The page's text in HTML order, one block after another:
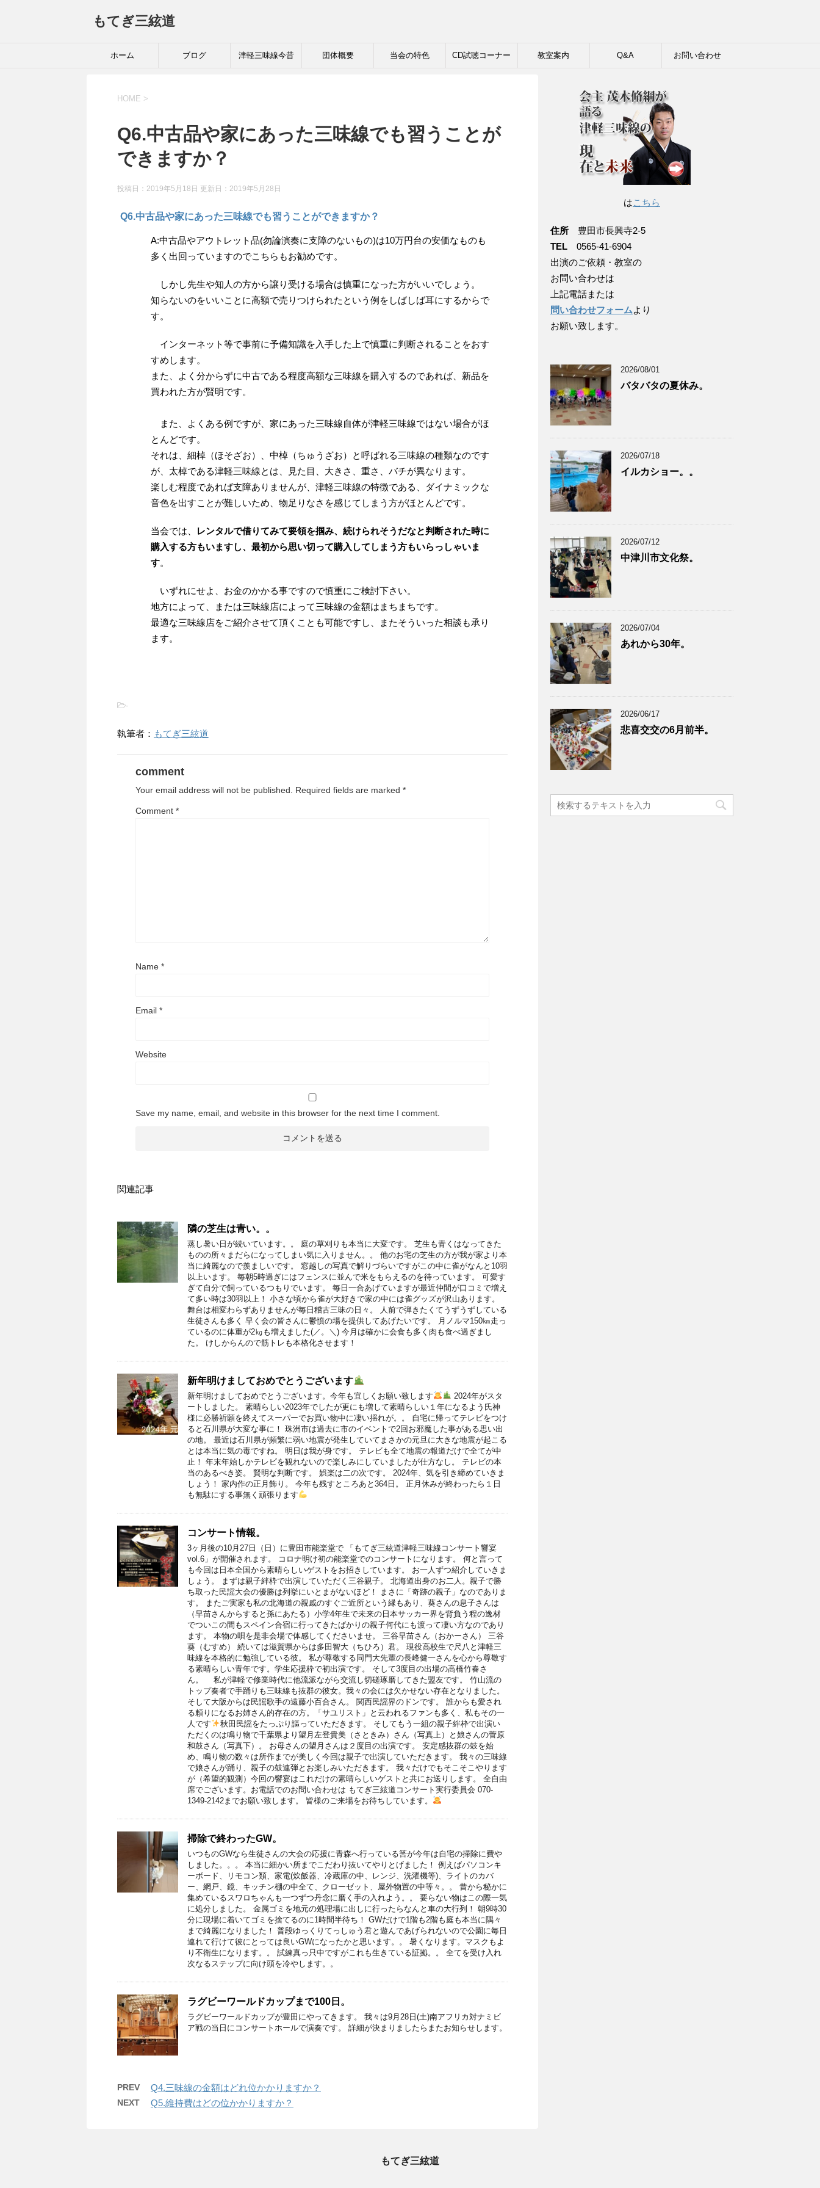
もてぎ三絃道
ホーム ブログ 津軽三味線今昔 団体概要 当会の特色 CD試聴コーナー 教室案内 Q&A お問い合わせ
HOME >
Q6.中古品や家にあった三味線でも習うことが
できますか？
投稿日：2019年5月18日 更新日： 2019年5月28日
Q6.中古品や家にあった三味線でも習うことができますか？
A:中古品やアウトレット品(勿論演奏に支障のないもの)は10万円台の安価なものも
多く出回っていますのでこちらもお勧めです。
しかし先生や知人の方から譲り受ける場合は慎重になった方がいいでしょう。
知らないのをいいことに高額で売りつけられたという例をしばしば耳にするからで
す。
インターネット等で事前に予備知識を入手した上で慎重に判断されることをおす
すめします。
また、よく分からずに中古である程度高額な三味線を購入するのであれば、新品を
買われた方が賢明です。
また、よくある例ですが、家にあった三味線自体が津軽三味線ではない場合がほ
とんどです。
それは、細棹（ほそざお）、中棹（ちゅうざお）と呼ばれる三味線の種類なのです
が、太棹である津軽三味線とは、見た目、大きさ、重さ、バチが異なります。
楽しむ程度であれば支障ありませんが、津軽三味線の特徴である、ダイナミックな
音色を出すことが難しいため、物足りなさを感じてしまう方がほとんどです。
当会では、
レンタルで借りてみて要領を掴み、続けられそうだなと判断された時に
購入する方もいますし、最初から思い切って購入してしまう方もいらっしゃいま
す。
いずれにせよ、お金のかかる事ですので慎重にご検討下さい。
地方によって、または三味線店によって三味線の金額はまちまちです。
最適な三味線店をご紹介させて頂くことも可能ですし、またそういった相談も承り
ます。
-
執筆者： もてぎ三絃道
comment
Your email address will not be published. Required fields are marked *
Comment *
Name *
Email *
Website
Save my name, email, and website in this browser for the next time I comment.
関連記事
隣の芝生は青い。。
蒸し暑い日が続いています。。 庭の草刈りも本当に大変です。 芝生も青くはなってきた
ものの所々まだらになってしまい気に入りません。。 他のお宅の芝生の方が我が家より本
当に綺麗なので羨ましいです。 窓越しの写真で解りづらいですがこの中に雀がなんと10羽
以上います。 毎朝5時過ぎにはフェンスに並んで米をもらえるのを待っています。 可愛す
ぎて自分で飼っているつもりでいます。 毎日一合あげていますが最近仲間が口コミで増え
て多い時は30羽以上！ 小さな頃から雀が大好きで家の中には雀グッズが沢山あります。
舞台は相変わらずありませんが毎日稽古三昧の日々。 人前で弾きたくてうずうずしている
生徒さんも多く 早く会の皆さんに鬱憤の場を提供してあげたいです。 月ノルマ150㎞走っ
ているのに体重が2㎏も増えました(／。＼) 今月は確かに会食も多く肉も食べ過ぎまし
た。 けしからんので筋トレも本格化させます！
新年明けましておめでとうございます
新年明けましておめでとうございます。今年も宜しくお願い致します
2024年がスタ
ートしました。 素晴らしい2023年でしたが更にも増して素晴らしい１年になるよう氏神
様に必勝祈願を終えてスーパーでお買い物中に凄い揺れが。。 自宅に帰ってテレビをつけ
ると石川県が大変な事に！ 珠洲市は過去に市のイベントで2回お邪魔した事がある思い出
の地。 最近は石川県が頻繁に弱い地震が発生していてまさかの元旦に大きな地震が起こる
とは本当に気の毒ですね。 明日は我が身です。 テレビも全て地震の報道だけで全てが中
止！ 年末年始しかテレビを観れないので楽しみにしていましたが仕方なし。 テレビの本
当のあるべき姿。 賢明な判断です。 娯楽は二の次です。 2024年、気を引き締めていきま
しょう！ 家内作の正月飾り。 今年も残すところあと364日。 正月休みが終わったら１日
も無駄にする事無く頑張ります
コンサート情報。
3ヶ月後の10月27日（日）に豊田市能楽堂で 「もてぎ三絃道津軽三味線コンサート響宴
vol.6」が開催されます。 コロナ明け初の能楽堂でのコンサートになります。 何と言って
も今回は日本全国から素晴らしいゲストをお招きしています。 お一人ずつ紹介していきま
しょう。 まずは親子絆枠で出演していただく三谷親子。 北海道出身のお二人。親子で勝
ち取った民謡大会の優勝は列挙にいとまがないほど！ まさに「奇跡の親子」なのでありま
す。 またご実家も私の北海道の親戚のすぐご近所という縁もあり、葵さんの息子さんは
（早苗さんからすると孫にあたる）小学4年生で未来の日本サッカー界を背負う程の逸材
でついこの間もスペイン合宿に行ってきたばかりの親子何代にも渡って凄い方なのであり
ます。 本物の唄を是非会場で体感してくださいませ。 三谷早苗さん（おかーさん） 三谷
葵（むすめ） 続いては滋賀県からは多田智大（ちひろ）君。 現役高校生で尺八と津軽三
味線を本格的に勉強している彼。 私が尊敬する同門大先輩の長峰健一さんを心から尊敬す
る素晴らしい青年です。学生応援枠で初出演です。 そして3度目の出場の高橋竹春さ
ん。 私が津軽で修業時代に他流派ながら交流し切磋琢磨してきた盟友です。 竹山流の
トップ奏者で手踊りも三味線も抜群の彼女。我々の会には欠かせない存在となりました。
そして大阪からは民謡歌手の遠藤小百合さん。 関西民謡界のドンです。 誰からも愛され
る頼りになるお姉さん的存在の方。「サユリスト」と云われるファンも多く、私もその一
人です
秋田民謡をたっぷり謳っていただきます。 そしてもう一組の親子絆枠で出演い
ただくのは鳴り物で千葉県より望月左登貴美（さときみ）さん（写真上）と娘さんの菅原
和鼓さん（写真下）。 お母さんの望月さんは２度目の出演です。 安定感抜群の鼓を始
め、鳴り物の数々は所作までが美しく今回は親子で出演していただきます。 我々の三味線
で娘さんが踊り、親子の鼓連弾とお楽しみいただきます。 我々だけでもそこそこやります
が（希望的観測）今回の響宴はこれだけの素晴らしいゲストと共にお送りします。 全自由
席でございます。お電話でのお問い合わせは もてぎ三絃道コンサート実行委員会 070-
1349-2142までお願い致します。 皆様のご来場をお待ちしています。
掃除で終わったGW。
いつものGWなら生徒さんの大会の応援に青森へ行っている筈が今年は自宅の掃除に費や
しました。。。 本当に細かい所までこだわり抜いてやりとげました！ 例えばパソコンキ
ーボード、リモコン類、家電(炊飯器、冷蔵庫の中、レンジ、洗濯機等)、ライトのカバ
ー、網戸、鏡、キッチン棚の中全て、クローゼット、屋外物置の中等々。。 昔から秘かに
集めているスワロちゃんも一つずつ丹念に磨く手の入れよう。。 要らない物はこの際一気
に処分しました。 金属ゴミを地元の処理場に出しに行ったらなんと車の大行列！ 朝9時30
分に現場に着いてゴミを捨てるのに1時間半待ち！ GWだけで1階も2階も庭も本当に隅々
まで綺麗になりました！ 普段ゆっくりてっしゅう君と遊んであげられないので公園に毎日
連れて行けて彼にとっては良いGWになったかと思います。。 暑くなります。マスクもよ
り不衛生になります。。 試練真っ只中ですがこれも生きている証拠。。 全てを受け入れ
次なるステップに向け頭を冷やします。。
ラグビーワールドカップまで100日。
ラグビーワールドカップが豊田にやってきます。 我々は9月28日(土)南アフリカ対ナミビ
ア戦の当日にコンサートホールで演奏です。 詳細が決まりましたらまたお知らせします。
PREV Q4.三味線の金額はどれ位かかりますか？
NEXT Q5.維持費はどの位かかりますか？
はこちら
住所 豊田市長興寺2-5
TEL 0565-41-6904
出演のご依頼・教室の
お問い合わせは
上記電話または
問い合わせフォームより
お願い致します。
2026/08/01
バタバタの夏休み。
2026/07/18
イルカショー。。
2026/07/12
中津川市文化祭。
2026/07/04
あれから30年。
2026/06/17
悲喜交交の6月前半。
もてぎ三絃道